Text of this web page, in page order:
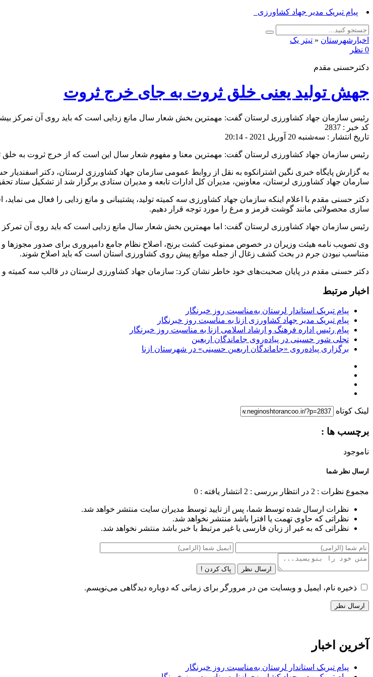
پیام تبریک مدیر جهاد کشاورزی ازنا به مناسب_
اخبارشهرستان « تیتر یک
0 نظر
دکترحسنی مقدم
جهش تولید یعنی خلق ثروت به جای خرج ثروت
رئیس سازمان جهاد کشاورزی لرستان گفت: مهمترین بخش شعار سال مانع زدایی است که باید روی آن تمرکز
کد خبر : 2837
تاریخ انتشار : سه‌شنبه 20 آوریل 2021 - 20:14
رئیس سازمان جهاد کشاورزی لرستان گفت: مهمترین معنا و مفهوم شعار سال این است که از خرج ثروت به خلق
به گزارش پایگاه خبری نگین اشترانکوه به نقل از روابط عمومی سازمان جهاد کشاورزی لرستان، دکتر
سارمان جهاد کشاورزی لرستان، معاونین، مدیران کل ادارات تابعه و مدیران ستادی برگزار شد از تشکیل ستاد تحقق شعار سال ١٤٠٠ «تولید ، پشتیبانی ها، مانع
دکتر حسنی مقدم با اعلام اینکه سازمان جهاد کشاورزی سه کمیته تولید، پشتیبانی و مانع زدایی را فعال می
سازی محصولاتی مانند گوشت قرمز و مرغ را مورد توجه قرار دهیم.
رئیس سازمان جهاد کشاورزی لرستان گفت: اما مهمترین بخش شعار سال مانع زدایی است که باید روی آن تمرکز
وی تصویب نامه هیئت وزیران در خصوص ممنوعیت کشت برنج، اصلاح نظام جامع دامپروری برای صدور مجوزها و
متناسب نبودن جرم در بحث کشف زغال از جمله موانع پیش روی کشاورزی استان است که باید اصلاح شوند.
دکتر حسنی مقدم در پایان صحبت‌های خود خاطر نشان کرد: سازمان جهاد کشاورزی لرستان در قالب سه کمیته و
اخبار مرتبط
پیام تبریک استاندار لرستان به‌مناسبت روز خبرنگار
پیام تبریک مدیر جهاد کشاورزی ازنا به مناسبت روز خبرنگار
پیام رئیس اداره فرهنگ و ارشاد اسلامی ازنا به مناسبت روز خبرنگار
تجلی شور حسینی در پیاده‌روی جاماندگان اربعین
برگزاری پیاده‌روی «جاماندگان اربعین حسینی» در شهرستان ازنا
لینک کوتاه
برچسب ها :
ناموجود
ارسال نظر شما
مجموع نظرات : 2 در انتظار بررسی : 2 انتشار یافته : 0
نظرات ارسال شده توسط شما، پس از تایید توسط مدیران سایت منتشر خواهد شد.
نظراتی که حاوی تهمت یا افترا باشد منتشر نخواهد شد.
نظراتی که به غیر از زبان فارسی یا غیر مرتبط با خبر باشد منتشر نخواهد شد.
ارسال نظر پاک کردن !
ذخیره نام، ایمیل و وبسایت من در مرورگر برای زمانی که دوباره دیدگاهی می‌نویسم.
آخرین اخبار
پیام تبریک استاندار لرستان به‌مناسبت روز خبرنگار